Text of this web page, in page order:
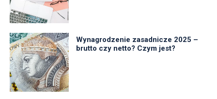
Wynagrodzenie zasadnicze 2025 –
brutto czy netto? Czym jest?